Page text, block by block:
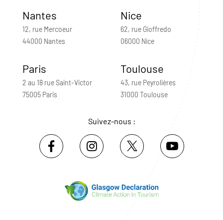
Nantes
12, rue Mercoeur
44000 Nantes
Nice
62, rue Gioffredo
06000 Nice
Paris
2 au 18 rue Saint-Victor
75005 Paris
Toulouse
43, rue Peyrolières
31000 Toulouse
Suivez-nous :